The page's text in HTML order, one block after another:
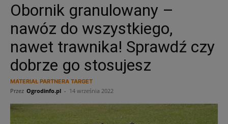
Obornik granulowany –
nawóz do wszystkiego,
nawet trawnika! Sprawdź czy
dobrze go stosujesz
MATERIAŁ PARTNERA TARGET
Przez Ogrodinfo.pl - 14 września 2022